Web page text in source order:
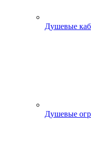
Душевые
Душевые